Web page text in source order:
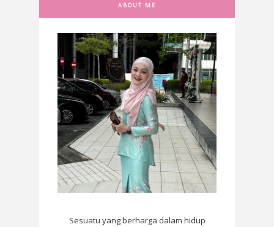
ABOUT ME
Sesuatu yang berharga dalam hidup